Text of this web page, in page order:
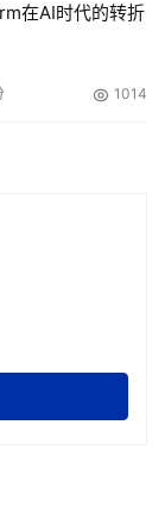
在AI时代的转折
1014